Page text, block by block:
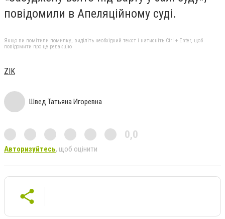
повідомили в Апеляційному суді.
Якщо ви помітили помилку, виділіть необхідний текст і натисніть Ctrl + Enter, щоб
повідомити про це редакцію
ZIK
Швед Татьяна Игоревна
0,0
Авторизуйтесь, щоб оцінити